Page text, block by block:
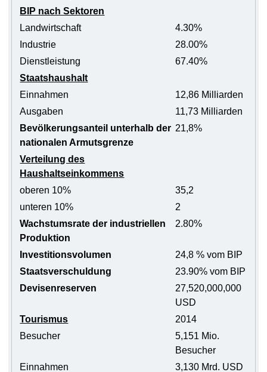
BIP nach Sektoren
Landwirtschaft
4.30%
Industrie
28.00%
Dienstleistung
67.40%
Staatshaushalt
Einnahmen
12,86 Milliarden
Ausgaben
11,73 Milliarden
Bevölkerungsanteil unterhalb der
nationalen Armutsgrenze
21,8%
Verteilung des
Haushaltseinkommens
oberen 10%
35,2
unteren 10%
2
Wachstumsrate der industriellen
Produktion
2.80%
Investitionsvolumen
24,8 % vom BIP
Staatsverschuldung
23.90% vom BIP
Devisenreserven
27,520,000,000
USD
Tourismus
2014
Besucher
5,151 Mio.
Besucher
Einnahmen
3,130 Mrd. USD